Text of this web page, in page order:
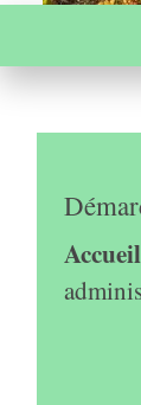
Accueil